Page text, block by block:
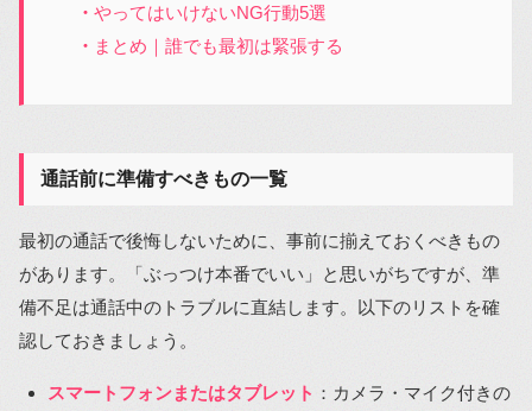
やってはいけないNG行動5選
まとめ｜誰でも最初は緊張する
通話前に準備すべきもの一覧
最初の通話で後悔しないために、事前に揃えておくべきもの
があります。「ぶっつけ本番でいい」と思いがちですが、準
備不足は通話中のトラブルに直結します。以下のリストを確
認しておきましょう。
スマートフォンまたはタブレット ：カメラ・マイク付きの